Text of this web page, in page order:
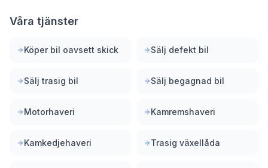
Våra tjänster
Köper bil oavsett skick Sälj defekt bil
Sälj trasig bil Sälj begagnad bil
Motorhaveri Kamremshaveri
Kamkedjehaveri Trasig växellåda